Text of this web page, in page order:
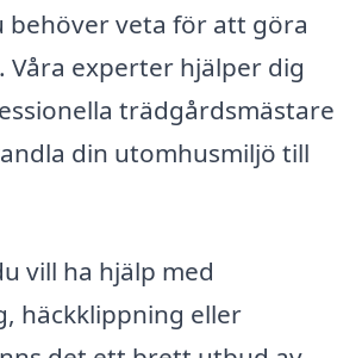
behöver veta för att göra
Våra experter hjälper dig
trädgårdsmästare
din utomhusmiljö till
vill ha hjälp med
häckklippning eller